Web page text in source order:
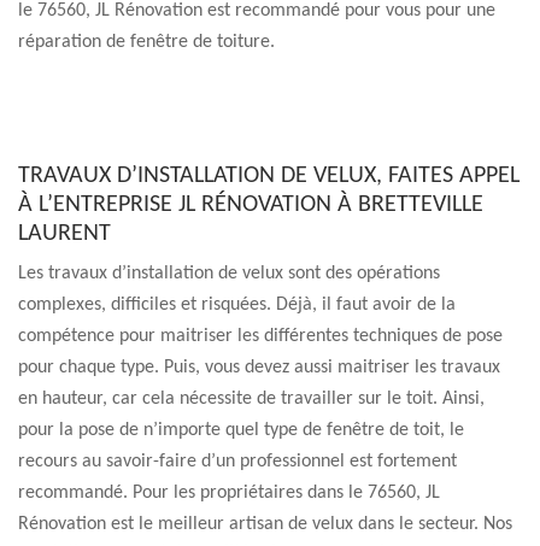
le 76560, JL Rénovation est recommandé pour vous pour une
réparation de fenêtre de toiture.
TRAVAUX D’INSTALLATION DE VELUX, FAITES APPEL
À L’ENTREPRISE JL RÉNOVATION À BRETTEVILLE
LAURENT
Les travaux d’installation de velux sont des opérations
complexes, difficiles et risquées. Déjà, il faut avoir de la
compétence pour maitriser les différentes techniques de pose
pour chaque type. Puis, vous devez aussi maitriser les travaux
en hauteur, car cela nécessite de travailler sur le toit. Ainsi,
pour la pose de n’importe quel type de fenêtre de toit, le
recours au savoir-faire d’un professionnel est fortement
recommandé. Pour les propriétaires dans le 76560, JL
Rénovation est le meilleur artisan de velux dans le secteur. Nos